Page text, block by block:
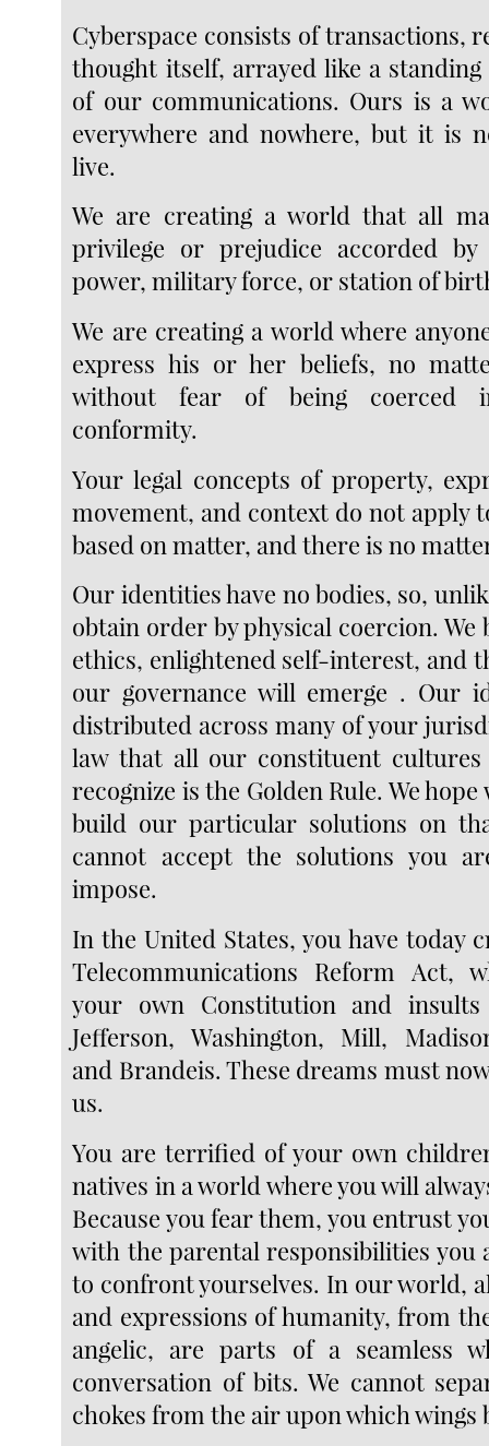
Cyberspace consists of transactions,
thought itself, arrayed like a
of our communications. Ours is a
everywhere and nowhere, but it is
live.
We are creating a world that all
privilege or prejudice accorded by
power, military force, or station of
We are creating a world where
express his or her beliefs, no
without fear of being coerced
conformity.
Your legal concepts of property,
movement, and context do not apply
based on matter, and there is no
Our identities have no bodies, so,
obtain order by physical coercion.
ethics, enlightened self-interest, and
our governance will emerge . Our
distributed across many of your
law that all our constituent cultures
recognize is the Golden Rule. We
build our particular solutions on
cannot accept the solutions you
impose.
In the United States, you have today
Telecommunications Reform Act,
your own Constitution and
Jefferson, Washington, Mill,
and Brandeis. These dreams must
us.
You are terrified of your own
natives in a world where you will
Because you fear them, you entrust
with the parental responsibilities you
to confront yourselves. In our world,
and expressions of humanity, from
angelic, are parts of a seamless
conversation of bits. We cannot
chokes from the air upon which wings